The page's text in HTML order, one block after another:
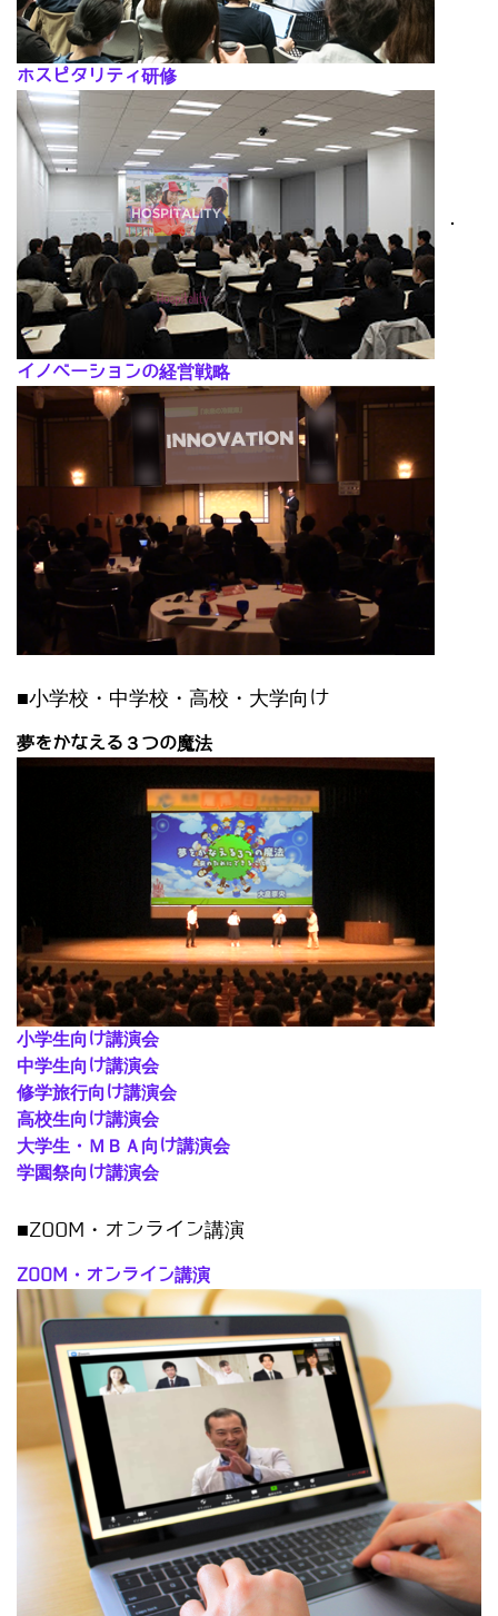
ホスピタリティ研修
･
イノベーションの経営戦略
■小学校・中学校・高校・大学向け
夢をかなえる３つの魔法
小学生向け講演会
中学生向け講演会
修学旅行向け講演会
高校生向け講演会
大学生・ＭＢＡ向け講演会
学園祭向け講演会
■ZOOM・オンライン講演
ZOOM・オンライン講演